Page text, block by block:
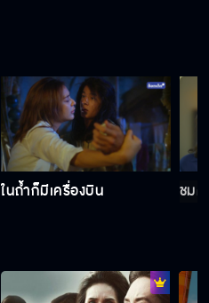
ในถ้ำก็มีเครื่องบิน ชม